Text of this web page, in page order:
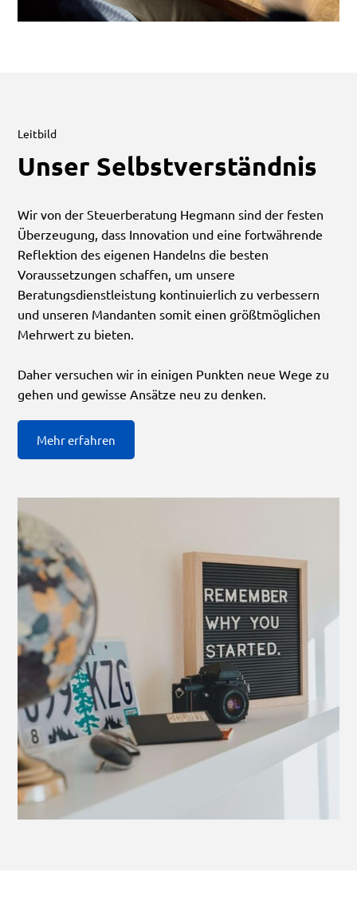
Leitbild
Unser Selbstverständnis
Wir von der Steuerberatung Hegmann sind der festen
Überzeugung, dass Innovation und eine fortwährende
Reflektion des eigenen Handelns die besten
Voraussetzungen schaffen, um unsere
Beratungsdienstleistung kontinuierlich zu verbessern
und unseren Mandanten somit einen größtmöglichen
Mehrwert zu bieten.
Daher versuchen wir in einigen Punkten neue Wege zu
gehen und gewisse Ansätze neu zu denken.
Mehr erfahren